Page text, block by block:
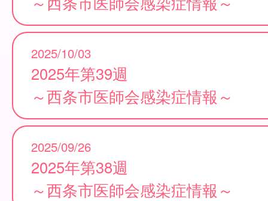
2025/10/03
2025年第39週
～西条市医師会感染症情報～
2025/09/26
2025年第38週
～西条市医師会感染症情報～